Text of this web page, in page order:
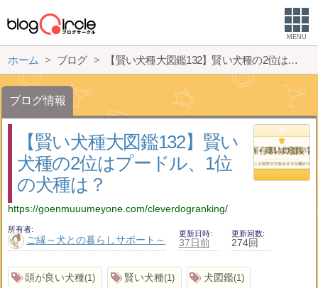
MENU
ホーム ブログ 【賢い犬種大図鑑132】賢い犬種の2位はプードル、1位の犬種は？
ブログ情報
【賢い犬種大図鑑132】賢い
犬種の2位はプードル、1位
の犬種は？
https://goenmuuumeyone.com/cleverdogranking/
所有者
ご縁～犬との暮らしサポート～
更新日時
37日前
更新回数
274回
頭が良い犬種 1 賢い犬種 1 犬図鑑 1